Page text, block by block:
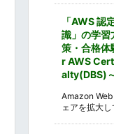
「AWS 認
識」の学習
策・合格
r AWS
alty(DBS)
Amazon
ェアを拡大